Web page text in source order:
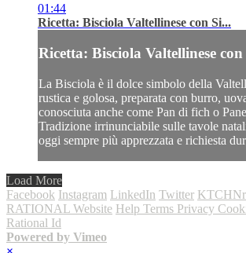
01:44
Ricetta: Bisciola Valtellinese con Si...
Ricetta: Bisciola Valtellinese con
La Bisciola è il dolce simbolo della
rustica e golosa, preparata con burro,
conosciuta anche come Pan di fich o
Tradizione irrinunciabile sulle tavole
oggi sempre più apprezzata e richiesta
Load More
Facebook Instagram LinkedIn Twitter
RATIONAL Website Help Terms Privacy
Rational Id
Powered by Vimeo